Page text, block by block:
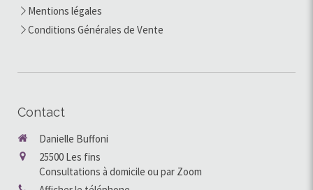
Mentions légales
Conditions Générales de Vente
Contact
Danielle Buffoni
25500 Les fins
Consultations à domicile ou par Zoom